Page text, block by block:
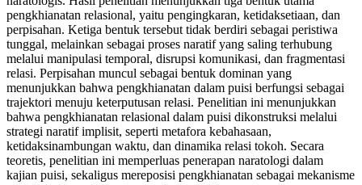
pengkhianatan relasional, yaitu pengingkaran, ketidaksetiaan, dan
perpisahan. Ketiga bentuk tersebut tidak berdiri sebagai peristiwa
tunggal, melainkan sebagai proses naratif yang saling terhubung
melalui manipulasi temporal, disrupsi komunikasi, dan fragmentasi
relasi. Perpisahan muncul sebagai bentuk dominan yang
menunjukkan bahwa pengkhianatan dalam puisi berfungsi sebagai
trajektori menuju keterputusan relasi. Penelitian ini menunjukkan
bahwa pengkhianatan relasional dalam puisi dikonstruksi melalui
strategi naratif implisit, seperti metafora kebahasaan,
ketidaksinambungan waktu, dan dinamika relasi tokoh. Secara
teoretis, penelitian ini memperluas penerapan naratologi dalam
kajian puisi, sekaligus mereposisi pengkhianatan sebagai mekanisme